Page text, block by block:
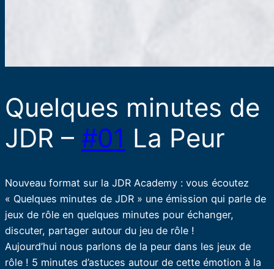
Quelques minutes de
JDR – #01 La Peur
Nouveau format sur la JDR Academy : vous écoutez
« Quelques minutes de JDR » une émission qui parle de
jeux de rôle en quelques minutes pour échanger,
discuter, partager autour du jeu de rôle !
Aujourd’hui nous parlons de la peur dans les jeux de
rôle ! 5 minutes d’astuces autour de cette émotion à la